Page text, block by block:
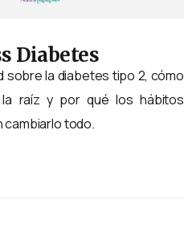
Diabetes
sobre la diabetes tipo 2, cómo
la raíz y por qué los hábitos
todo.